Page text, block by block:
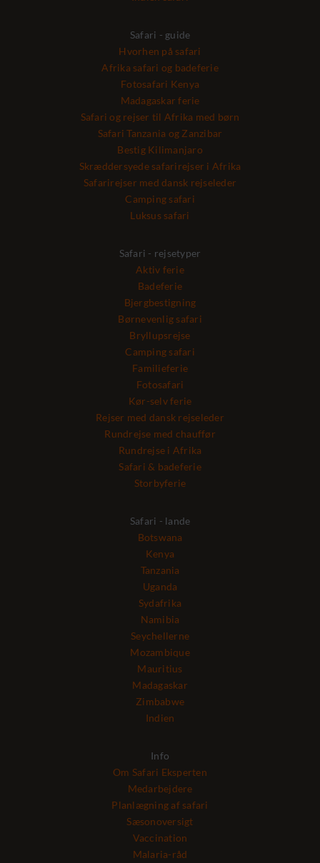
Safari - guide
Hvorhen på safari
Afrika safari og badeferie
Fotosafari Kenya
Madagaskar ferie
Safari og rejser til Afrika med børn
Safari Tanzania og Zanzibar
Bestig Kilimanjaro
Skræddersyede safarirejser i Afrika
Safarirejser med dansk rejseleder
Camping safari
Luksus safari
Safari - rejsetyper
Aktiv ferie
Badeferie
Bjergbestigning
Børnevenlig safari
Bryllupsrejse
Camping safari
Familieferie
Fotosafari
Kør-selv ferie
Rejser med dansk rejseleder
Rundrejse med chauffør
Rundrejse i Afrika
Safari & badeferie
Storbyferie
Safari - lande
Botswana
Kenya
Tanzania
Uganda
Sydafrika
Namibia
Seychellerne
Mozambique
Mauritius
Madagaskar
Zimbabwe
Indien
Info
Om Safari Eksperten
Medarbejdere
Planlægning af safari
Sæsonoversigt
Vaccination
Malaria-råd